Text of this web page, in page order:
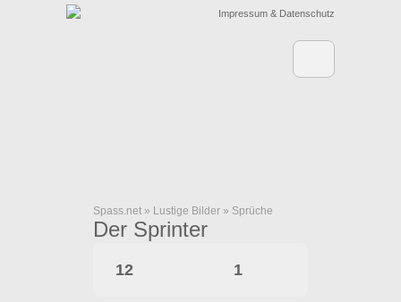
Impressum & Datenschutz
Spass.net » Lustige Bilder » Sprüche
Der Sprinter
12 1